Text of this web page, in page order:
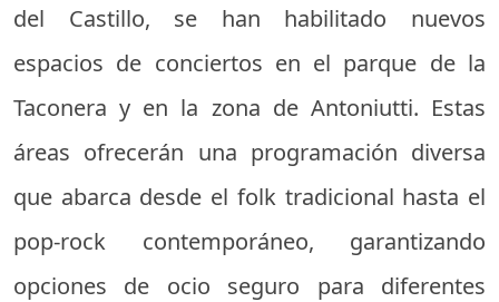
del Castillo, se han habilitado nuevos
espacios de conciertos en el parque de la
Taconera y en la zona de Antoniutti. Estas
áreas ofrecerán una programación diversa
que abarca desde el folk tradicional hasta el
pop-rock contemporáneo, garantizando
opciones de ocio seguro para diferentes